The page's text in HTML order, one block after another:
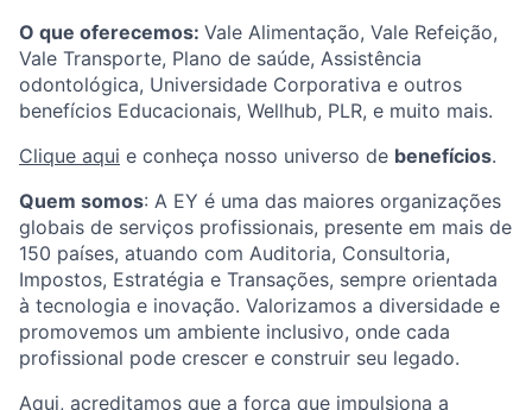
O que oferecemos: Vale Alimentação, Vale Refeição,
Vale Transporte, Plano de saúde, Assistência
odontológica, Universidade Corporativa e outros
benefícios Educacionais, Wellhub, PLR, e muito mais.
Clique aqui e conheça nosso universo de benefícios.
Quem somos: A EY é uma das maiores organizações
globais de serviços profissionais, presente em mais de
150 países, atuando com Auditoria, Consultoria,
Impostos, Estratégia e Transações, sempre orientada
à tecnologia e inovação. Valorizamos a diversidade e
promovemos um ambiente inclusivo, onde cada
profissional pode crescer e construir seu legado.
Aqui, acreditamos que a força que impulsiona a